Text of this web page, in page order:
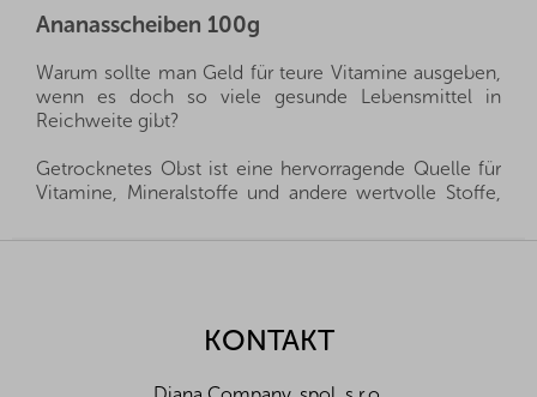
Ananasscheiben 100g
Warum sollte man Geld für teure Vitamine ausgeben,
wenn es doch so viele gesunde Lebensmittel in
Reichweite gibt?
Getrocknetes Obst ist eine hervorragende Quelle für
Vitamine, Mineralstoffe und andere wertvolle Stoffe,
stellen können. Es ist eine gesunde Alternative zu
Wir importieren alle unsere Produkte direkt aus den
und des fairen Umgangs mit unseren Lieferanten sind
KONTAKT